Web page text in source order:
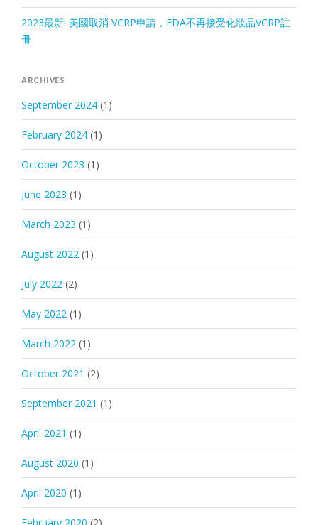
2023最新! 美國取消 VCRP申請，FDA不再接受化妝品VCRP註
冊
ARCHIVES
September 2024 (1)
February 2024 (1)
October 2023 (1)
June 2023 (1)
March 2023 (1)
August 2022 (1)
July 2022 (2)
May 2022 (1)
March 2022 (1)
October 2021 (2)
September 2021 (1)
April 2021 (1)
August 2020 (1)
April 2020 (1)